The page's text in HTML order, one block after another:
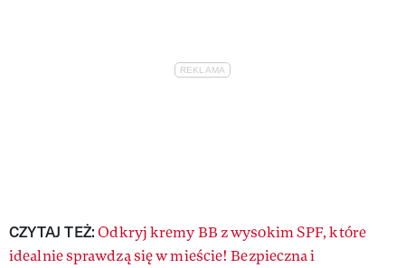
CZYTAJ TEŻ: Odkryj kremy BB z wysokim SPF, które
idealnie sprawdzą się w mieście! Bezpieczna i